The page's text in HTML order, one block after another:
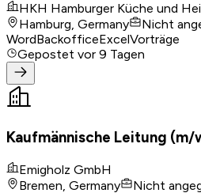
HKH Hamburger Küche und
Hamburg, Germany
Nicht
WordBackofficeExcelVorträge
Gepostet vor 9 Tagen
Kaufmännische Leitung
Emigholz GmbH
Bremen, Germany
Nicht